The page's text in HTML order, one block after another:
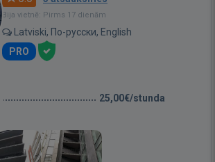
Bija vietnē: Pirms 17 dienām
Latviski, По-русски, English
PRO
25,00€/stunda